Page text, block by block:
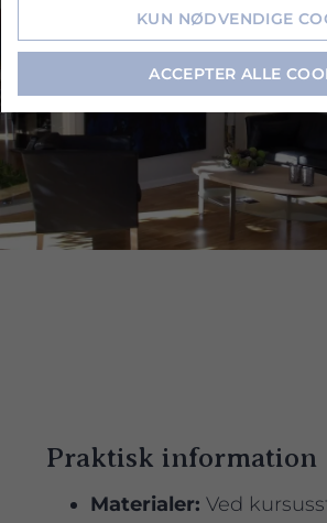
Praktisk information
Materialer: Ved
KUN NØDVENDIGE
ACCEPTER ALLE